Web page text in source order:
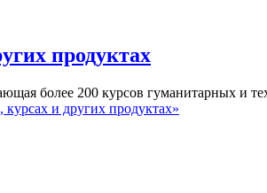
продуктах
более 200 курсов гуманитарных и
и других продуктах»